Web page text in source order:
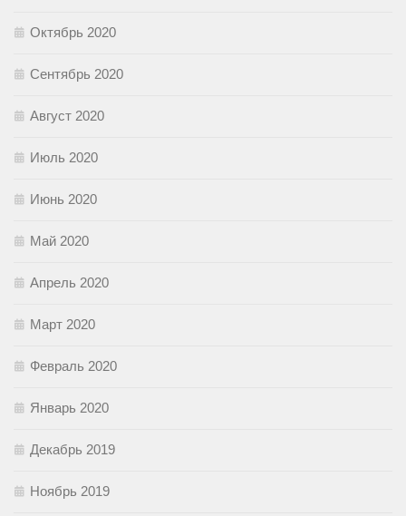
Октябрь 2020
Сентябрь 2020
Август 2020
Июль 2020
Июнь 2020
Май 2020
Апрель 2020
Март 2020
Февраль 2020
Январь 2020
Декабрь 2019
Ноябрь 2019